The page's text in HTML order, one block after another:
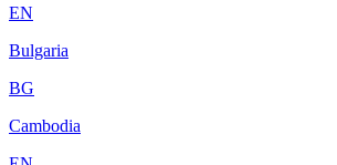
EN
Bulgaria
BG
Cambodia